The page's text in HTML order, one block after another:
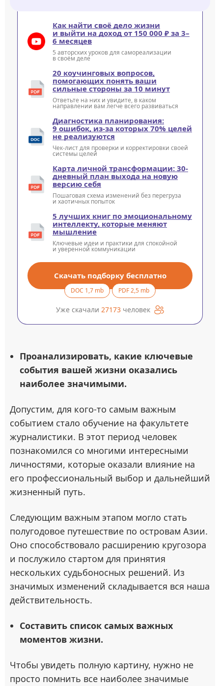
Как найти своё дело жизни
и выйти на доход от 150 000 ₽ за 3–
6 месяцев
5 авторских уроков для самореализации
в своём деле
20 коучинговых вопросов,
помогающих понять ваши
сильные стороны за 10 минут
Ответьте на них и увидите, в каком
направлении вам легче всего развиваться
Диагностика планирования:
9 ошибок, из-за которых 70% целей
не реализуются
Чек-лист для проверки и корректировки своей
системы целей
Карта личной трансформации: 30-
дневный план выхода на новую
версию себя
Пошаговая схема изменений без перегруза
и хаотичных попыток
5 лучших книг по эмоциональному
интеллекту, которые меняют
мышление
Ключевые идеи и практики для спокойной
и уверенной коммуникации
Скачать подборку бесплатно
DOC 1,7 mb PDF 2,5 mb
Уже скачали 27173 человек
Проанализировать, какие ключевые
события вашей жизни оказались
наиболее значимыми.
Допустим, для кого-то самым важным
событием стало обучение на факультете
журналистики. В этот период человек
познакомился со многими интересными
личностями, которые оказали влияние на
его профессиональный выбор и дальнейший
жизненный путь.
Следующим важным этапом могло стать
полугодовое путешествие по островам Азии.
Оно способствовало расширению кругозора
и послужило стартом для принятия
нескольких судьбоносных решений. Из
значимых изменений складывается вся наша
действительность.
Составить список самых важных
моментов жизни.
Чтобы увидеть полную картину, нужно не
просто помнить все наиболее значимые